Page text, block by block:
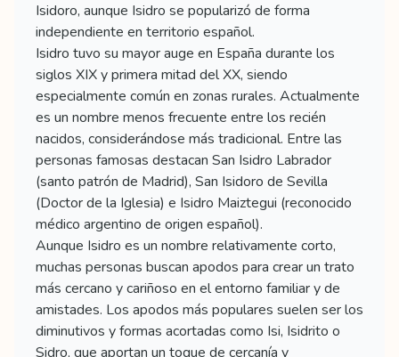
Isidoro, aunque Isidro se popularizó de forma
independiente en territorio español.
Isidro tuvo su mayor auge en España durante los
siglos XIX y primera mitad del XX, siendo
especialmente común en zonas rurales. Actualmente
es un nombre menos frecuente entre los recién
nacidos, considerándose más tradicional. Entre las
personas famosas destacan San Isidro Labrador
(santo patrón de Madrid), San Isidoro de Sevilla
(Doctor de la Iglesia) e Isidro Maiztegui (reconocido
médico argentino de origen español).
Aunque Isidro es un nombre relativamente corto,
muchas personas buscan apodos para crear un trato
más cercano y cariñoso en el entorno familiar y de
amistades. Los apodos más populares suelen ser los
diminutivos y formas acortadas como Isi, Isidrito o
Sidro, que aportan un toque de cercanía y